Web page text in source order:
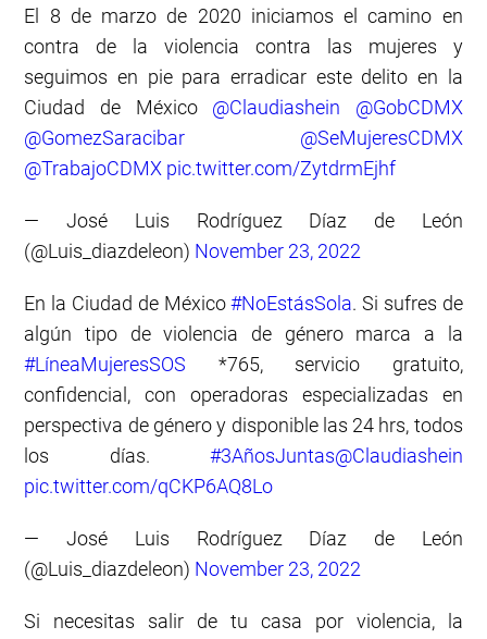
El 8 de marzo de 2020 iniciamos el camino en
contra de la violencia contra las mujeres y
seguimos en pie para erradicar este delito en la
Ciudad de México @Claudiashein
@GobCDMX
@GomezSaracibar
@SeMujeresCDMX
@TrabajoCDMX pic.twitter.com/ZytdrmEjhf
— José Luis Rodríguez Díaz de León
(@Luis_diazdeleon) November 23, 2022
En la Ciudad de México#NoEstásSola. Si sufres de
algún tipo de violencia de género marca a la
#LíneaMujeresSOS *765, servicio gratuito,
confidencial, con operadoras especializadas en
perspectiva de género y disponible las 24 hrs, todos
los días. #3AñosJuntas@Claudiashein
pic.twitter.com/qCKP6AQ8Lo
— José Luis Rodríguez Díaz de León
(@Luis_diazdeleon) November 23, 2022
Si necesitas salir de tu casa por violencia, la